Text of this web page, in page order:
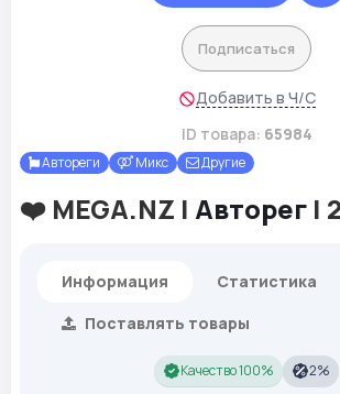
Подписаться
Добавить в Ч/С
ID товара: 65984
Автореги Микс Другие
❤️ MEGA.NZ | Авторег |
Информация
Статистика
Поставлять товары
Качество 100% 2%